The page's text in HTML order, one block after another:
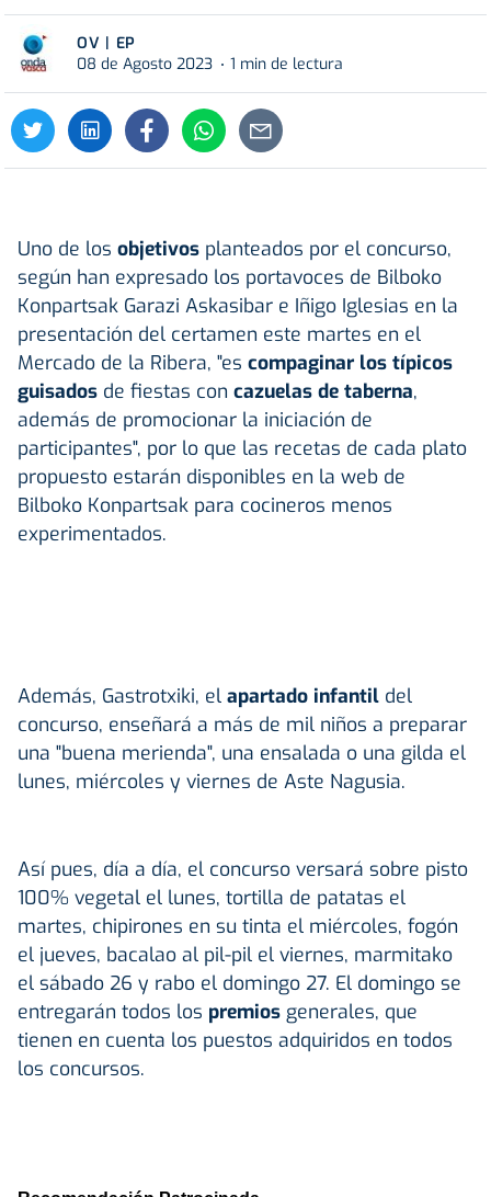
OV | EP
08 de Agosto 2023
1 min de lectura
Uno de los objetivos planteados por el concurso,
según han expresado los portavoces de Bilboko
Konpartsak Garazi Askasibar e Iñigo Iglesias en la
presentación del certamen este martes en el
Mercado de la Ribera, "es compaginar los típicos
guisados de fiestas con cazuelas de taberna,
además de promocionar la iniciación de
participantes", por lo que las recetas de cada plato
propuesto estarán disponibles en la web de
Bilboko Konpartsak para cocineros menos
experimentados.
Además, Gastrotxiki, el apartado infantil del
concurso, enseñará a más de mil niños a preparar
una "buena merienda", una ensalada o una gilda el
lunes, miércoles y viernes de Aste Nagusia.
Así pues, día a día, el concurso versará sobre pisto
100% vegetal el lunes, tortilla de patatas el
martes, chipirones en su tinta el miércoles, fogón
el jueves, bacalao al pil-pil el viernes, marmitako
el sábado 26 y rabo el domingo 27. El domingo se
entregarán todos los premios generales, que
tienen en cuenta los puestos adquiridos en todos
los concursos.